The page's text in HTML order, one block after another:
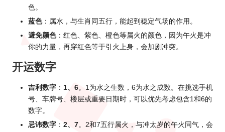
色。
蓝色：属水，与生肖同五行，能起到稳定气场的作用。
避免颜色：红色、紫色、橙色等属火的颜色，因为午火是冲
你的力量，再穿红色等于引火上身，会加剧冲突。
开运数字
吉利数字 ： 1、6。1为水之生数，6为水之成数。在挑选手机
号、车牌号、楼层或重要日期时，可以优先考虑包含1和6的
数字。
忌讳数字 ： 2、7。2和7五行属火，与冲太岁的午火同气，会